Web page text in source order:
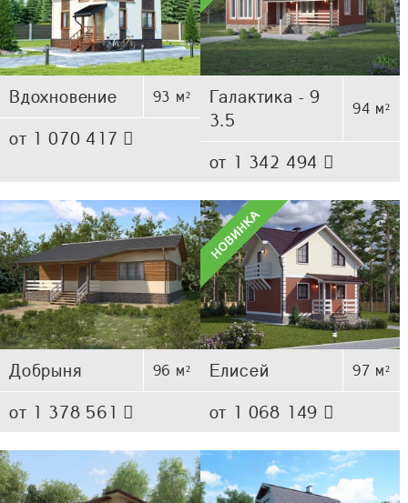
Вдохновение 93 м²
от 1 070 417
Галактика - 9
3.5
94 м²
от 1 342 494
Добрыня 96 м²
от 1 378 561
Елисей 97 м²
от 1 068 149